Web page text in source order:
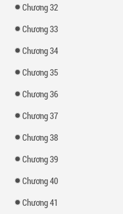
Chương 32
Chương 33
Chương 34
Chương 35
Chương 36
Chương 37
Chương 38
Chương 39
Chương 40
Chương 41